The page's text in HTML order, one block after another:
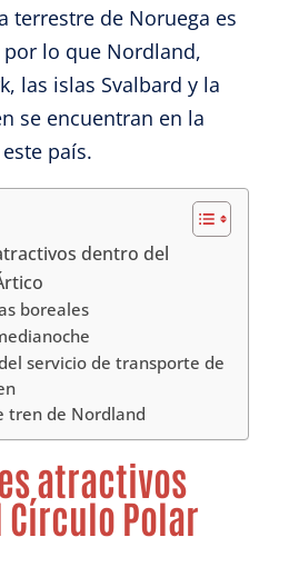
terrestre de Noruega es
lo que Nordland,
las islas Svalbard y la
se encuentran en la
país.
dentro del
boreales
servicio de transporte de
tren de Nordland
atractivos
Polar